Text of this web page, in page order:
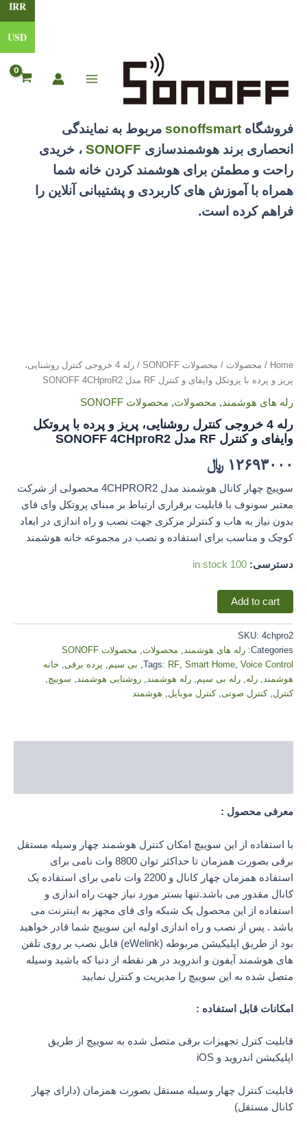
محتوا
فروشگاه sonoffsmart مربوط به نمایندگی
انحصاری برند هوشمندسازی SONOFF ، خریدی
راحت و مطمئن برای هوشمند کردن خانه شما
همراه با آموزش های کاربردی و پشتیبانی آنلاین را
فراهم کرده است.
Home
/ محصولات / محصولات SONOFF
/ رله 4 خروجی کنترل روشنایی،
پریز و پرده با پروتکل وایفای و کنترل RF مدل SONOFF 4CHproR2
رله های هوشمند, محصولات, محصولات SONOFF
رله 4 خروجی کنترل روشنایی، پریز و پرده با پروتکل
وایفای و کنترل RF مدل SONOFF 4CHproR2
۱۲۶۹۳۰۰۰ ﷼
سوییچ چهار کانال هوشمند مدل 4CHPROR2 محصولی از شرکت
معتبر سونوف با قابلیت برقراری ارتباط بر مبنای پروتکل وای فای
بدون نیاز به هاب و کنترلر مرکزی جهت نصب و راه اندازی در ابعاد
کوچک و مناسب برای استفاده و نصب در مجموعه خانه هوشمند
دسترسی: 100 in stock
4
خروجی
کنترل
روشنایی،
پریز
و
پرده
4CHproR2
Add to cart
SKU: 4chpro2
Categories: رله های هوشمند, محصولات, محصولات SONOFF
Tags: RF, Smart Home, Voice Control
, بی سیم, پرده برقی, خانه
هوشمند, رله, رله بی سیم, رله هوشمند, روشنایی هوشمند, سوییچ,
کنترل,کنترل صوتی,کنترل موبایل, هوشمند
معرفی محصول :
با استفاده از این سوییچ امکان کنترل هوشمند چهار وسیله مستقل
برقی بصورت همزمان تا حداکثر توان 8800 وات نامی برای
استفاده همزمان چهار کانال و 2200 وات نامی برای استفاده یک
کانال مقدور می باشد.تنها بستر مورد نیاز جهت راه اندازی و
استفاده از این محصول یک شبکه وای فای مجهز به اینترنت می
باشد . پس از نصب و راه اندازی اولیه این سوییچ شما قادر خواهید
بود از طریق اپلیکیشن مربوطه (eWelink) قابل نصب بر روی تلفن
های هوشمند آیفون و اندروید در هر نقطه از دنیا که باشید وسیله
متصل شده به این سوییچ را مدیریت و کنترل نمایید
امکانات قابل استفاده :
قابلیت کترل تجهیزات برقی متصل شده به سوییچ از طریق
اپلیکیشن اندروید و iOS
قابلیت کنترل چهار وسیله مستقل بصورت همزمان (دارای چهار
کانال مستقل)
IRR
USD